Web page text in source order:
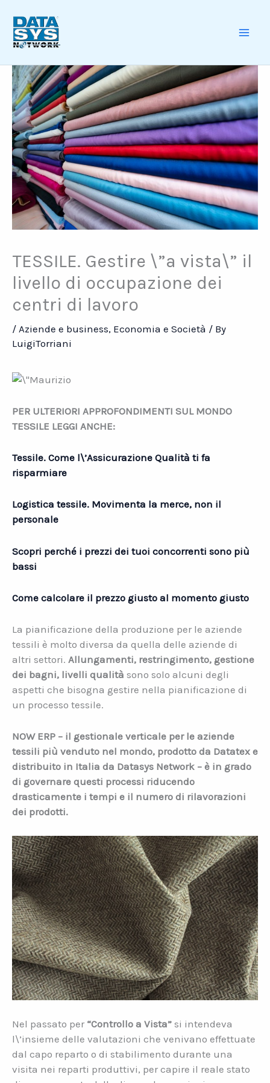
content
TESSILE. Gestire \”a vista\” il
livello di occupazione dei
centri di lavoro
/ Aziende e business, Economia e Società / By
LuigiTorriani
PER ULTERIORI APPROFONDIMENTI SUL MONDO
TESSILE LEGGI ANCHE:
Tessile. Come l\’Assicurazione Qualità ti fa
risparmiare
Logistica tessile. Movimenta la merce, non il
personale
Scopri perché i prezzi dei tuoi concorrenti sono più
bassi
Come calcolare il prezzo giusto al momento giusto
La pianificazione della produzione per le aziende
tessili è molto diversa da quella delle aziende di
altri settori. Allungamenti, restringimento, gestione
dei bagni, livelli qualità sono solo alcuni degli
aspetti che bisogna gestire nella pianificazione di
un processo tessile.
NOW ERP – il gestionale verticale per le aziende
tessili più venduto nel mondo, prodotto da Datatex e
distribuito in Italia da Datasys Network – è in grado
di governare questi processi riducendo
drasticamente i tempi e il numero di rilavorazioni
dei prodotti.
Nel passato per “Controllo a Vista” si intendeva
l\’insieme delle valutazioni che venivano effettuate
dal capo reparto o di stabilimento durante una
visita nei reparti produttivi, per capire il reale stato